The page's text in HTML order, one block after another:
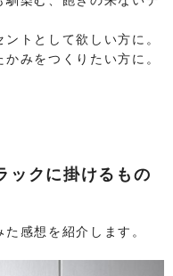
として欲しい方に。
をつくりたい方に。
ックに掛けるもの
感想を紹介します。